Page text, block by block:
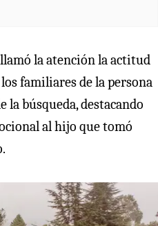
la atención la actitud
familiares de la persona
la búsqueda, destacando
al hijo que tomó